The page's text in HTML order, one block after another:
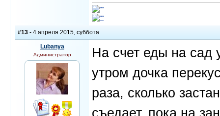
#13 - 4 апреля 2015, суббота
Lubanya
Администратор
На счет еды на сад
утром дочка
раза, сколько
съедает, пока на